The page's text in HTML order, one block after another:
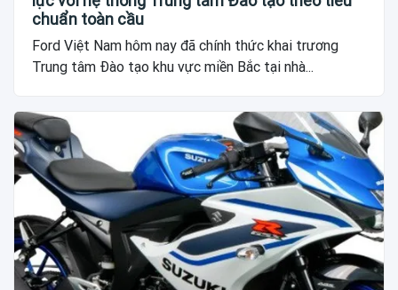
chuẩn toàn cầu
Ford Việt Nam hôm nay đã chính thức khai trương
Trung tâm Đào tạo khu vực miền Bắc tại nhà...